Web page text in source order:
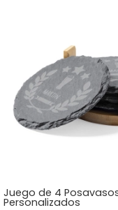
Juego de 4
Personalizados